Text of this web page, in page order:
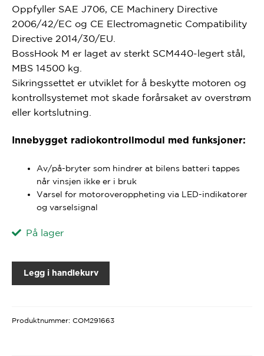
Oppfyller SAE J706, CE Machinery Directive
2006/42/EC og CE Electromagnetic Compatibility
Directive 2014/30/EU.
BossHook M er laget av sterkt SCM440-legert stål,
MBS 14500 kg.
Sikringssettet er utviklet for å beskytte motoren og
kontrollsystemet mot skade forårsaket av overstrøm
eller kortslutning.
Innebygget radiokontrollmodul med funksjoner:
Av/på-bryter som hindrer at bilens batteri tappes
når vinsjen ikke er i bruk
Varsel for motoroveroppheting via LED-indikatorer
og varselsignal
På lager
Legg i handlekurv
Produktnummer: COM291663